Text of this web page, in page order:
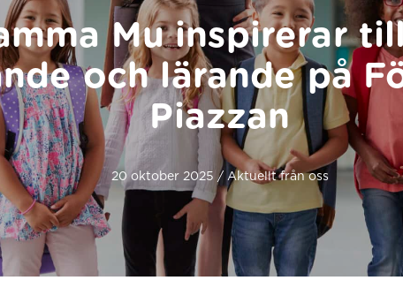
Mu inspirerar
och lärande på
Piazzan
20 oktober 2025 / Aktuellt från oss